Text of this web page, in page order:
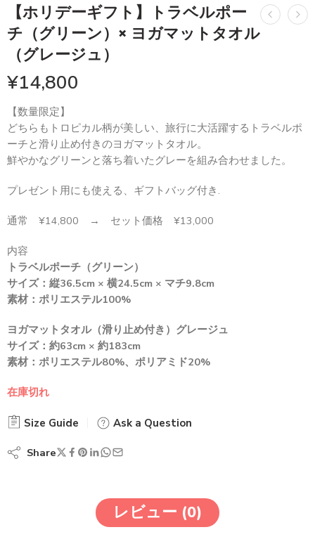
【ホリデーギフト】トラベルポー
チ（グリーン）× ヨガマットタオル
（グレージュ）
¥14,800
【数量限定】
どちらもトロピカル柄が美しい、旅行に大活躍するトラベルポ
ーチと滑り止め付きのヨガマットタオル。
鮮やかなグリーンと落ち着いたグレーを組み合わせました。
プレゼント用にも使える、ギフトバッグ付き.
通常 ¥14,800 → セット価格 ¥13,000
内容
トラベルポーチ（グリーン）
サイズ：縦36.5cm × 横24.5cm × マチ9.8cm
素材：ポリエステル100%
ヨガマットタオル（滑り止め付き）グレージュ
サイズ：約63cm × 約183cm
素材：ポリエステル80%、ポリアミド20%
在庫切れ
Size Guide Ask a Question
Share
レビュー (0)